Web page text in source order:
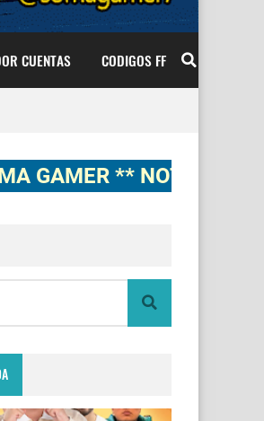
CUENTAS CODIGOS FF
** NOTICIAS,